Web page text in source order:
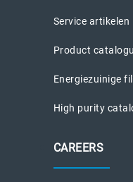
Service artikelen
Product
Energiezuinige
High purity
CAREERS